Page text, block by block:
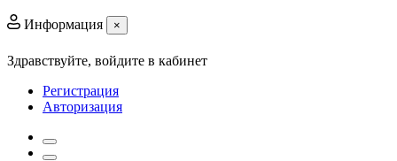
Информация ×
Здравствуйте, войдите в кабинет
Регистрация
Авторизация